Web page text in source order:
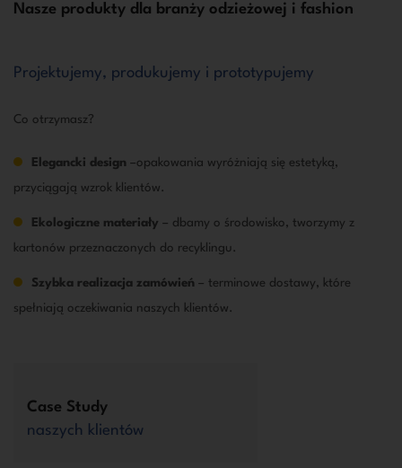
Nasze produkty dla branży odzieżowej i fashion
Projektujemy, produkujemy i prototypujemy
Co otrzymasz?
Elegancki design –opakowania wyróżniają się estetyką,
przyciągają wzrok klientów.
Ekologiczne materiały – dbamy o środowisko, tworzymy z
kartonów przeznaczonych do recyklingu.
Szybka realizacja zamówień – terminowe dostawy, które
spełniają oczekiwania naszych klientów.
Case Study
naszych klientów